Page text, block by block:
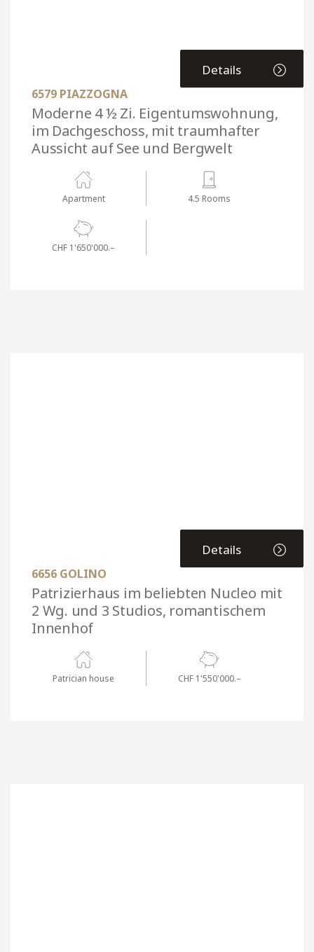
6579 PIAZZOGNA
Moderne 4 ½ Zi. Eigentumswohnung,
im Dachgeschoss, mit traumhafter
Aussicht auf See und Bergwelt
Apartment 4.5 Rooms
CHF 1'650'000.–
Details
6656 GOLINO
Patrizierhaus im beliebten Nucleo mit
2 Wg. und 3 Studios, romantischem
Innenhof
Patrician house CHF 1'550'000.–
Details